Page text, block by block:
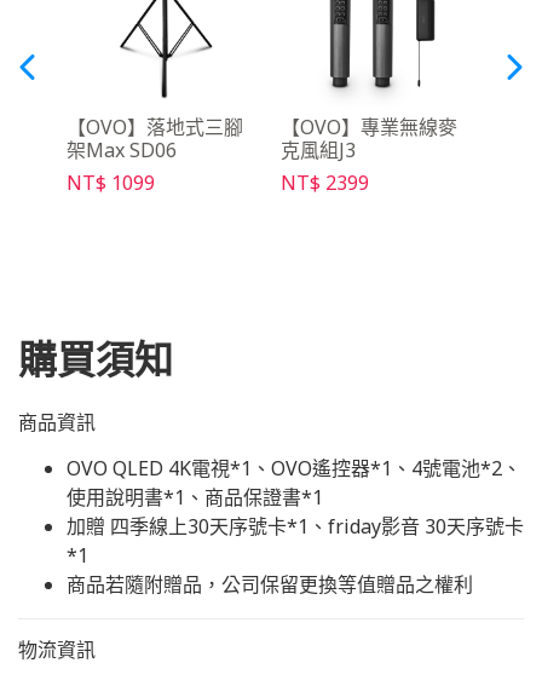
【OVO】落地式三腳
架Max SD06
NT$ 1099
【OVO】專業無線麥
克風組J3
NT$ 2399
購買須知
商品資訊
OVO QLED 4K電視*1、OVO遙控器*1、4號電池*2、
使用說明書*1、商品保證書*1
加贈 四季線上30天序號卡*1、friday影音 30天序號卡
*1
商品若隨附贈品，公司保留更換等值贈品之權利
物流資訊